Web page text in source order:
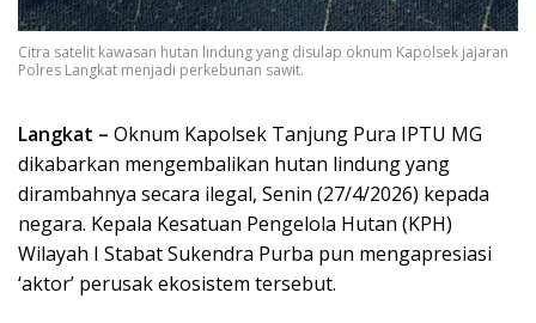
Citra satelit kawasan hutan lindung yang disulap oknum Kapolsek jajaran
Polres Langkat menjadi perkebunan sawit.
Langkat – Oknum Kapolsek Tanjung Pura IPTU MG
dikabarkan mengembalikan hutan lindung yang
dirambahnya secara ilegal, Senin (27/4/2026) kepada
negara. Kepala Kesatuan Pengelola Hutan (KPH)
Wilayah I Stabat Sukendra Purba pun mengapresiasi
‘aktor’ perusak ekosistem tersebut.